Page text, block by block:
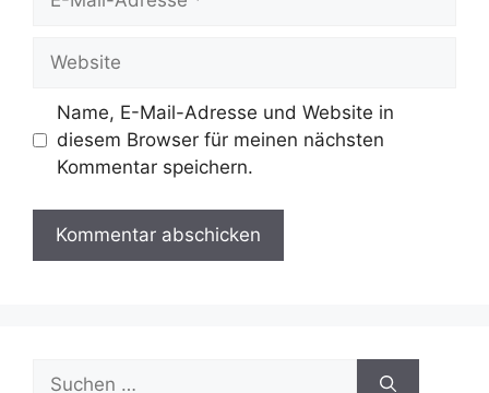
Website
Name, E-Mail-Adresse und Website in
diesem Browser für meinen nächsten
Kommentar speichern.